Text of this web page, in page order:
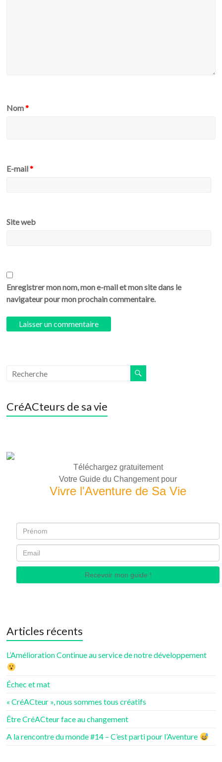
Nom*
E-mail*
Site web
Enregistrer mon nom, mon e-mail et mon site dans le
navigateur pour mon prochain commentaire.
CréACteurs de sa vie
Téléchargez gratuitement
Votre Guide du Changement pour
Vivre l'Aventure de Sa Vie
Recevoir mon guide !
Articles récents
L’Amélioration Continue au service de notre développement
Échec et mat
« CréACteur », nous sommes tous créatifs
Être CréACteur face au changement
A la rencontre du monde #14 – C’est parti pour l’Aventure